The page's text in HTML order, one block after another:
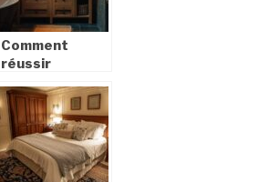
Comment
réussir
de votre salle
de bain à
Bordeaux avec
des solutions
sur-mesure